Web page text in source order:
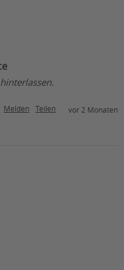
Melden Teilen vor 2 Monaten